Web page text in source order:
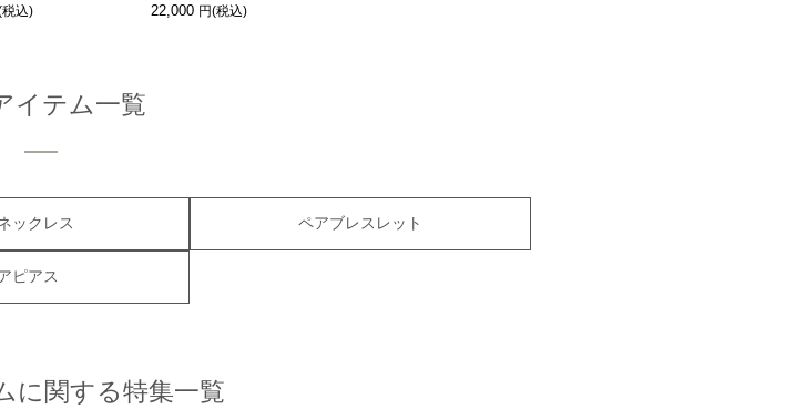
22,000
イテム一覧
ックレス ペアブレスレット
ピアス
に関する特集一覧